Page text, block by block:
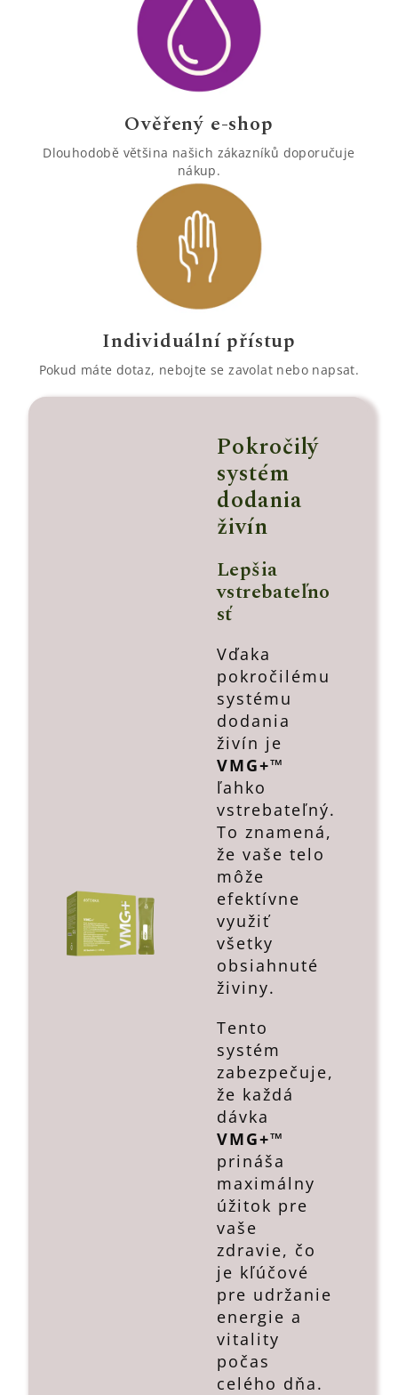
Ověřený e-shop
Dlouhodobě většina našich zákazníků doporučuje
nákup.
Individuální přístup
Pokud máte dotaz, nebojte se zavolat nebo napsat.
Pokročilý
systém
dodania
živín
Lepšia
vstrebateľno
sť
Vďaka
pokročilému
systému
dodania
živín je
VMG+™
ľahko
vstrebateľný.
To znamená,
že vaše telo
môže
efektívne
využiť
všetky
obsiahnuté
živiny.
Tento
systém
zabezpečuje,
že každá
dávka
VMG+™
prináša
maximálny
úžitok pre
vaše
zdravie, čo
je kľúčové
pre udržanie
energie a
vitality
počas
celého dňa.